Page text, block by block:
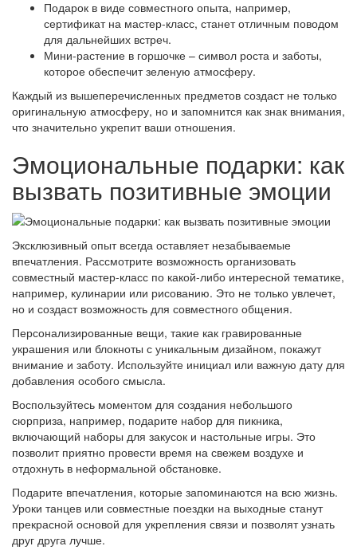
Подарок в виде совместного опыта, например,
сертификат на мастер-класс, станет отличным поводом
для дальнейших встреч.
Мини-растение в горшочке – символ роста и заботы,
которое обеспечит зеленую атмосферу.
Каждый из вышеперечисленных предметов создаст не только
оригинальную атмосферу, но и запомнится как знак внимания,
что значительно укрепит ваши отношения.
Эмоциональные подарки: как
вызвать позитивные эмоции
Эксклюзивный опыт всегда оставляет незабываемые
впечатления. Рассмотрите возможность организовать
совместный мастер-класс по какой-либо интересной тематике,
например, кулинарии или рисованию. Это не только увлечет,
но и создаст возможность для совместного общения.
Персонализированные вещи, такие как гравированные
украшения или блокноты с уникальным дизайном, покажут
внимание и заботу. Используйте инициал или важную дату для
добавления особого смысла.
Воспользуйтесь моментом для создания небольшого
сюрприза, например, подарите набор для пикника,
включающий наборы для закусок и настольные игры. Это
позволит приятно провести время на свежем воздухе и
отдохнуть в неформальной обстановке.
Подарите впечатления, которые запоминаются на всю жизнь.
Уроки танцев или совместные поездки на выходные станут
прекрасной основой для укрепления связи и позволят узнать
друг друга лучше.